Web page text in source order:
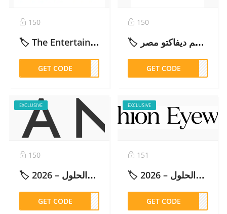
150
🏷️ The Entertainer Coupon Code (REJU10) : Get 10% Off Subscriptions – 2026
GET CODEJU10
150
🏷️ كود خصم ديفاكتو مصر IF80 اليوم: خصم 10% على كل المنتجات (تحديث اليوم) – 2026
GET CODE
EXCLUSIVE
150
🏷️ كود أمريكان إيجل مصر مرفوض: الأسباب والحلول – 2026
GET CODEDCB1
EXCLUSIVE
151
🏷️ كود خصم فاشن آي وير ما ينطبق: الأسباب والحلول – 2026
GET CODEFW58